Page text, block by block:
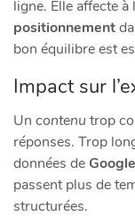
ligne. Elle affecte
positionnement
bon équilibre est
Impact sur
Un contenu trop
réponses. Trop
données de
passent plus de
structurées.